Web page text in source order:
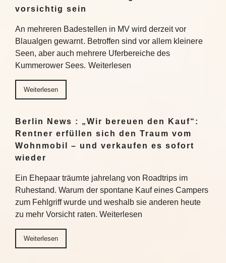
vorsichtig sein
An mehreren Badestellen in MV wird derzeit vor
Blaualgen gewarnt. Betroffen sind vor allem kleinere
Seen, aber auch mehrere Uferbereiche des
Kummerower Sees. Weiterlesen
Weiterlesen
Berlin News : „Wir bereuen den Kauf“:
Rentner erfüllen sich den Traum vom
Wohnmobil – und verkaufen es sofort
wieder
Ein Ehepaar träumte jahrelang von Roadtrips im
Ruhestand. Warum der spontane Kauf eines Campers
zum Fehlgriff wurde und weshalb sie anderen heute
zu mehr Vorsicht raten. Weiterlesen
Weiterlesen